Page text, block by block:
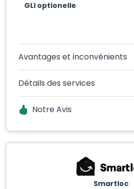
GLI optionelle
Avantages et inconvénients
Détails des services
Notre Avis
Smartloc